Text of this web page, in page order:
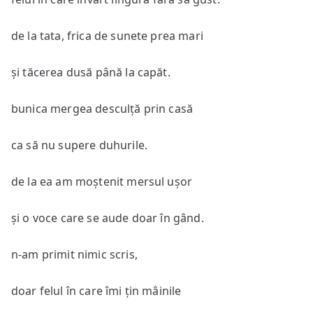
de la tata, frica de sunete prea mari
și tăcerea dusă până la capăt.
bunica mergea desculță prin casă
ca să nu supere duhurile.
de la ea am moștenit mersul ușor
și o voce care se aude doar în gând.
n-am primit nimic scris,
doar felul în care îmi țin mâinile